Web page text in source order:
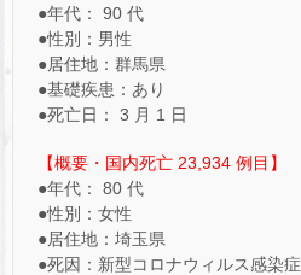
●年代： 90 代
●性別：男性
●居住地：群馬県
●基礎疾患：あり
●死亡日： 3 月 1 日
【概要・国内死亡 23,934 例目】
●年代： 80 代
●性別：女性
●居住地：埼玉県
●死因：新型コロナウィルス感染症